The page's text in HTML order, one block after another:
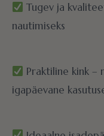
Tugev ja
nautimiseks
Praktiline kink –
igapäevane